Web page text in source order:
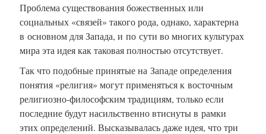
Проблема существования божественных или
социальных «связей» такого рода, однако, характерна
в основном для Запада, и по сути во многих культурах
мира эта идея как таковая полностью отсутствует.
Так что подобные принятые на Западе определения
понятия «религия» могут применяться к восточным
религиозно-философскимтрадициям, только если
последние будут насильственно втиснуты в рамки
этих определений. Высказывалась даже идея, что три